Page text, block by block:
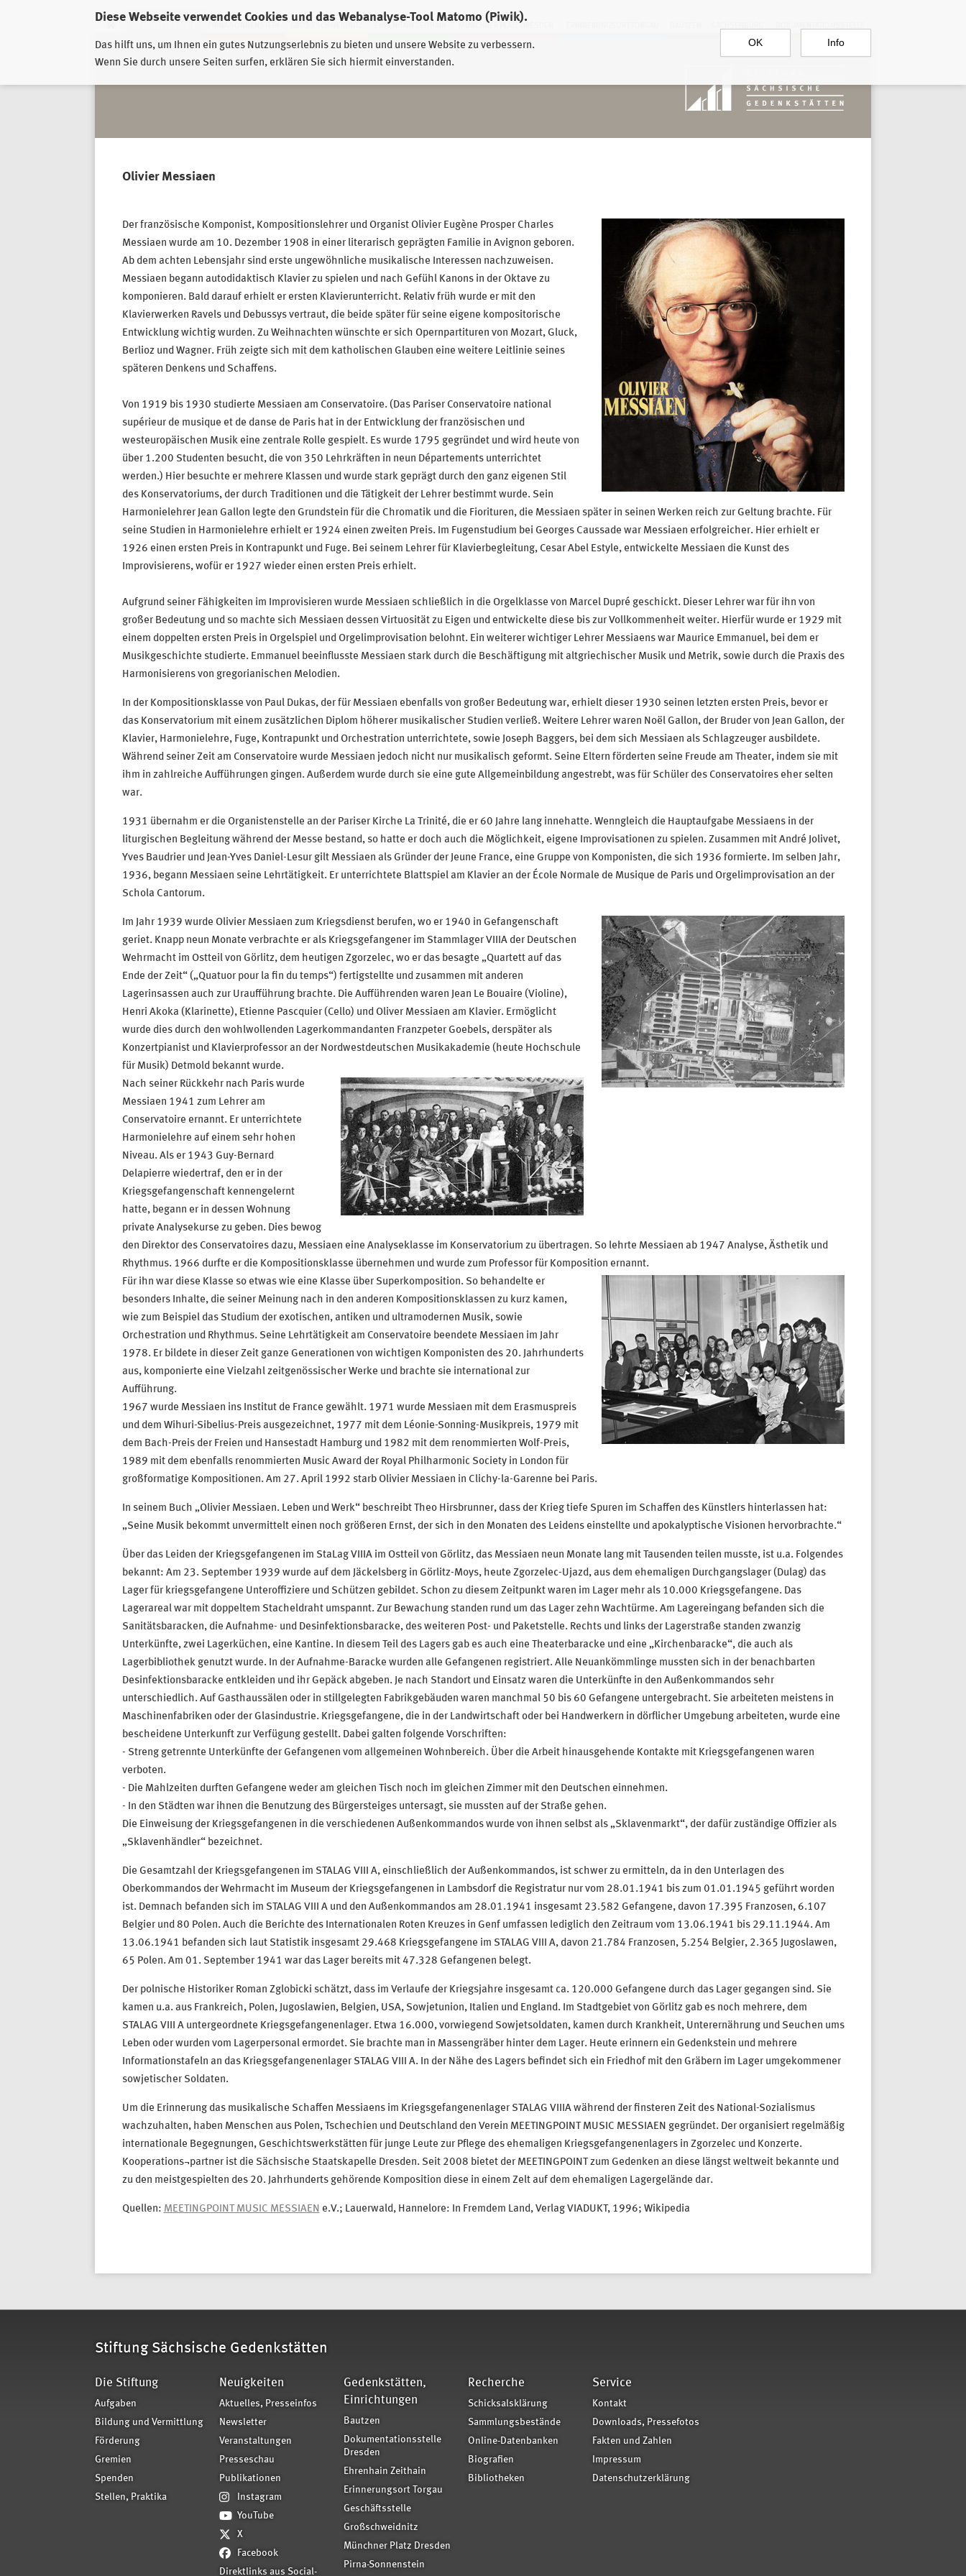
Diese Webseite verwendet Cookies und das Webanalyse-Tool Matomo (Piwik).
Das hilft uns, um Ihnen ein gutes Nutzungserlebnis zu bieten und unsere Website zu verbessern.
Wenn Sie durch unsere Seiten surfen, erklären Sie sich hiermit einverstanden.
OK Info
EHRENHAIN ZEITHAIN MÜNCHNER PLATZ DRESDEN
Olivier Messiaen
Der französische Komponist, Kompositionslehrer und Organist Olivier Eugène Prosper Charles
Messiaen wurde am 10. Dezember 1908 in einer literarisch geprägten Familie in Avignon geboren.
Ab dem achten Lebensjahr sind erste ungewöhnliche musikalische Interessen nachzuweisen.
Messiaen begann autodidaktisch Klavier zu spielen und nach Gefühl Kanons in der Oktave zu
komponieren. Bald darauf erhielt er ersten Klavierunterricht. Relativ früh wurde er mit den
Klavierwerken Ravels und Debussys vertraut, die beide später für seine eigene kompositorische
Entwicklung wichtig wurden. Zu Weihnachten wünschte er sich Opernpartituren von Mozart, Gluck,
Berlioz und Wagner. Früh zeigte sich mit dem katholischen Glauben eine weitere Leitlinie seines
späteren Denkens und Schaffens.
Von 1919 bis 1930 studierte Messiaen am Conservatoire. (Das Pariser Conservatoire national
supérieur de musique et de danse de Paris hat in der Entwicklung der französischen und
westeuropäischen Musik eine zentrale Rolle gespielt. Es wurde 1795 gegründet und wird heute von
über 1.200 Studenten besucht, die von 350 Lehrkräften in neun Départements unterrichtet
werden.) Hier besuchte er mehrere Klassen und wurde stark geprägt durch den ganz eigenen Stil
des Konservatoriums, der durch Traditionen und die Tätigkeit der Lehrer bestimmt wurde. Sein
Harmonielehrer Jean Gallon legte den Grundstein für die Chromatik und die Fiorituren, die Messiaen später in seinen Werken reich zur Geltung brachte. Für
seine Studien in Harmonielehre erhielt er 1924 einen zweiten Preis. Im Fugenstudium bei Georges Caussade war Messiaen erfolgreicher. Hier erhielt er
1926 einen ersten Preis in Kontrapunkt und Fuge. Bei seinem Lehrer für Klavierbegleitung, Cesar Abel Estyle, entwickelte Messiaen die Kunst des
Improvisierens, wofür er 1927 wieder einen ersten Preis erhielt.
Aufgrund seiner Fähigkeiten im Improvisieren wurde Messiaen schließlich in die Orgelklasse von Marcel Dupré geschickt. Dieser Lehrer war für ihn von
großer Bedeutung und so machte sich Messiaen dessen Virtuosität zu Eigen und entwickelte diese bis zur Vollkommenheit weiter. Hierfür wurde er 1929 mit
einem doppelten ersten Preis in Orgelspiel und Orgelimprovisation belohnt. Ein weiterer wichtiger Lehrer Messiaens war Maurice Emmanuel, bei dem er
Musikgeschichte studierte. Emmanuel beeinflusste Messiaen stark durch die Beschäftigung mit altgriechischer Musik und Metrik, sowie durch die Praxis des
Harmonisierens von gregorianischen Melodien.
In der Kompositionsklasse von Paul Dukas, der für Messiaen ebenfalls von großer Bedeutung war, erhielt dieser 1930 seinen letzten ersten Preis, bevor er
das Konservatorium mit einem zusätzlichen Diplom höherer musikalischer Studien verließ. Weitere Lehrer waren Noël Gallon, der Bruder von Jean Gallon, der
Klavier, Harmonielehre, Fuge, Kontrapunkt und Orchestration unterrichtete, sowie Joseph Baggers, bei dem sich Messiaen als Schlagzeuger ausbildete.
Während seiner Zeit am Conservatoire wurde Messiaen jedoch nicht nur musikalisch geformt. Seine Eltern förderten seine Freude am Theater, indem sie mit
ihm in zahlreiche Aufführungen gingen. Außerdem wurde durch sie eine gute Allgemeinbildung angestrebt, was für Schüler des Conservatoires eher selten
war.
1931 übernahm er die Organistenstelle an der Pariser Kirche La Trinité, die er 60 Jahre lang innehatte. Wenngleich die Hauptaufgabe Messiaens in der
liturgischen Begleitung während der Messe bestand, so hatte er doch auch die Möglichkeit, eigene Improvisationen zu spielen. Zusammen mit André Jolivet,
Yves Baudrier und Jean-Yves Daniel-Lesur gilt Messiaen als Gründer der Jeune France, eine Gruppe von Komponisten, die sich 1936 formierte. Im selben Jahr,
1936, begann Messiaen seine Lehrtätigkeit. Er unterrichtete Blattspiel am Klavier an der École Normale de Musique de Paris und Orgelimprovisation an der
Schola Cantorum.
Im Jahr 1939 wurde Olivier Messiaen zum Kriegsdienst berufen, wo er 1940 in Gefangenschaft
geriet. Knapp neun Monate verbrachte er als Kriegsgefangener im Stammlager VIIIA der Deutschen
Wehrmacht im Ostteil von Görlitz, dem heutigen Zgorzelec, wo er das besagte „Quartett auf das
Ende der Zeit“ („Quatuor pour la fin du temps“) fertigstellte und zusammen mit anderen
Lagerinsassen auch zur Uraufführung brachte. Die Aufführenden waren Jean Le Bouaire (Violine),
Henri Akoka (Klarinette), Etienne Pascquier (Cello) und Oliver Messiaen am Klavier. Ermöglicht
wurde dies durch den wohlwollenden Lagerkommandanten Franzpeter Goebels, derspäter als
Konzertpianist und Klavierprofessor an der Nordwestdeutschen Musikakademie (heute Hochschule
für Musik) Detmold bekannt wurde.
Nach seiner Rückkehr nach Paris wurde
Messiaen 1941 zum Lehrer am
Conservatoire ernannt. Er unterrichtete
Harmonielehre auf einem sehr hohen
Niveau. Als er 1943 Guy-Bernard
Delapierre wiedertraf, den er in der
Kriegsgefangenschaft kennengelernt
hatte, begann er in dessen Wohnung
private Analysekurse zu geben. Dies bewog
den Direktor des Conservatoires dazu, Messiaen eine Analyseklasse im Konservatorium zu übertragen. So lehrte Messiaen ab 1947 Analyse, Ästhetik und
Rhythmus. 1966 durfte er die Kompositionsklasse übernehmen und wurde zum Professor für Komposition ernannt.
Für ihn war diese Klasse so etwas wie eine Klasse über Superkomposition. So behandelte er
besonders Inhalte, die seiner Meinung nach in den anderen Kompositionsklassen zu kurz kamen,
wie zum Beispiel das Studium der exotischen, antiken und ultramodernen Musik, sowie
Orchestration und Rhythmus. Seine Lehrtätigkeit am Conservatoire beendete Messiaen im Jahr
1978. Er bildete in dieser Zeit ganze Generationen von wichtigen Komponisten des 20. Jahrhunderts
aus, komponierte eine Vielzahl zeitgenössischer Werke und brachte sie international zur
Aufführung.
1967 wurde Messiaen ins Institut de France gewählt. 1971 wurde Messiaen mit dem Erasmuspreis
und dem Wihuri-Sibelius-Preis ausgezeichnet, 1977 mit dem Léonie-Sonning-Musikpreis, 1979 mit
dem Bach-Preis der Freien und Hansestadt Hamburg und 1982 mit dem renommierten Wolf-Preis,
1989 mit dem ebenfalls renommierten Music Award der Royal Philharmonic Society in London für
großformatige Kompositionen. Am 27. April 1992 starb Olivier Messiaen in Clichy-la-Garenne bei Paris.
In seinem Buch „Olivier Messiaen. Leben und Werk“ beschreibt Theo Hirsbrunner, dass der Krieg tiefe Spuren im Schaffen des Künstlers hinterlassen hat:
„Seine Musik bekommt unvermittelt einen noch größeren Ernst, der sich in den Monaten des Leidens einstellte und apokalyptische Visionen hervorbrachte.“
Über das Leiden der Kriegsgefangenen im StaLag VIIIA im Ostteil von Görlitz, das Messiaen neun Monate lang mit Tausenden teilen musste, ist u.a. Folgendes
bekannt: Am 23. September 1939 wurde auf dem Jäckelsberg in Görlitz-Moys, heute Zgorzelec-Ujazd, aus dem ehemaligen Durchgangslager (Dulag) das
Lager für kriegsgefangene Unteroffiziere und Schützen gebildet. Schon zu diesem Zeitpunkt waren im Lager mehr als 10.000 Kriegsgefangene. Das
Lagerareal war mit doppeltem Stacheldraht umspannt. Zur Bewachung standen rund um das Lager zehn Wachtürme. Am Lagereingang befanden sich die
Sanitätsbaracken, die Aufnahme- und Desinfektionsbaracke, des weiteren Post- und Paketstelle. Rechts und links der Lagerstraße standen zwanzig
Unterkünfte, zwei Lagerküchen, eine Kantine. In diesem Teil des Lagers gab es auch eine Theaterbaracke und eine „Kirchenbaracke“, die auch als
Lagerbibliothek genutzt wurde. In der Aufnahme-Baracke wurden alle Gefangenen registriert. Alle Neuankömmlinge mussten sich in der benachbarten
Desinfektionsbaracke entkleiden und ihr Gepäck abgeben. Je nach Standort und Einsatz waren die Unterkünfte in den Außenkommandos sehr
unterschiedlich. Auf Gasthaussälen oder in stillgelegten Fabrikgebäuden waren manchmal 50 bis 60 Gefangene untergebracht. Sie arbeiteten meistens in
Maschinenfabriken oder der Glasindustrie. Kriegsgefangene, die in der Landwirtschaft oder bei Handwerkern in dörflicher Umgebung arbeiteten, wurde eine
bescheidene Unterkunft zur Verfügung gestellt. Dabei galten folgende Vorschriften:
- Streng getrennte Unterkünfte der Gefangenen vom allgemeinen Wohnbereich. Über die Arbeit hinausgehende Kontakte mit Kriegsgefangenen waren
verboten.
- Die Mahlzeiten durften Gefangene weder am gleichen Tisch noch im gleichen Zimmer mit den Deutschen einnehmen.
- In den Städten war ihnen die Benutzung des Bürgersteiges untersagt, sie mussten auf der Straße gehen.
Die Einweisung der Kriegsgefangenen in die verschiedenen Außenkommandos wurde von ihnen selbst als „Sklavenmarkt“, der dafür zuständige Offizier als
„Sklavenhändler“ bezeichnet.
Die Gesamtzahl der Kriegsgefangenen im STALAG VIII A, einschließlich der Außenkommandos, ist schwer zu ermitteln, da in den Unterlagen des
Oberkommandos der Wehrmacht im Museum der Kriegsgefangenen in Lambsdorf die Registratur nur vom 28.01.1941 bis zum 01.01.1945 geführt worden
ist. Demnach befanden sich im STALAG VIII A und den Außenkommandos am 28.01.1941 insgesamt 23.582 Gefangene, davon 17.395 Franzosen, 6.107
Belgier und 80 Polen. Auch die Berichte des Internationalen Roten Kreuzes in Genf umfassen lediglich den Zeitraum vom 13.06.1941 bis 29.11.1944. Am
13.06.1941 befanden sich laut Statistik insgesamt 29.468 Kriegsgefangene im STALAG VIII A, davon 21.784 Franzosen, 5.254 Belgier, 2.365 Jugoslawen,
65 Polen. Am 01. September 1941 war das Lager bereits mit 47.328 Gefangenen belegt.
Der polnische Historiker Roman Zglobicki schätzt, dass im Verlaufe der Kriegsjahre insgesamt ca. 120.000 Gefangene durch das Lager gegangen sind. Sie
kamen u.a. aus Frankreich, Polen, Jugoslawien, Belgien, USA, Sowjetunion, Italien und England. Im Stadtgebiet von Görlitz gab es noch mehrere, dem
STALAG VIII A untergeordnete Kriegsgefangenenlager. Etwa 16.000, vorwiegend Sowjetsoldaten, kamen durch Krankheit, Unterernährung und Seuchen ums
Leben oder wurden vom Lagerpersonal ermordet. Sie brachte man in Massengräber hinter dem Lager. Heute erinnern ein Gedenkstein und mehrere
Informationstafeln an das Kriegsgefangenenlager STALAG VIII A. In der Nähe des Lagers befindet sich ein Friedhof mit den Gräbern im Lager umgekommener
sowjetischer Soldaten.
Um die Erinnerung das musikalische Schaffen Messiaens im Kriegsgefangenenlager STALAG VIIIA während der finsteren Zeit des National-Sozialismus
wachzuhalten, haben Menschen aus Polen, Tschechien und Deutschland den Verein MEETINGPOINT MUSIC MESSIAEN gegründet. Der organisiert regelmäßig
internationale Begegnungen, Geschichtswerkstätten für junge Leute zur Pflege des ehemaligen Kriegsgefangenenlagers in Zgorzelec und Konzerte.
Kooperations¬partner ist die Sächsische Staatskapelle Dresden. Seit 2008 bietet der MEETINGPOINT zum Gedenken an diese längst weltweit bekannte und
zu den meistgespielten des 20. Jahrhunderts gehörende Komposition diese in einem Zelt auf dem ehemaligen Lagergelände dar.
Quellen: MEETINGPOINT MUSIC MESSIAEN e.V.; Lauerwald, Hannelore: In Fremdem Land, Verlag VIADUKT, 1996; Wikipedia
Stiftung Sächsische Gedenkstätten
Die Stiftung
Aufgaben
Bildung und Vermittlung
Förderung
Gremien
Spenden
Stellen, Praktika
Neuigkeiten
Aktuelles, Presseinfos
Newsletter
Veranstaltungen
Presseschau
Publikationen
Instagram
YouTube
X
Facebook
Direktlinks aus Social-
Gedenkstätten,
Einrichtungen
Bautzen
Dokumentationsstelle
Dresden
Ehrenhain Zeithain
Erinnerungsort Torgau
Geschäftsstelle
Großschweidnitz
Münchner Platz Dresden
Pirna-Sonnenstein
Recherche
Schicksalsklärung
Sammlungsbestände
Online-Datenbanken
Biografien
Bibliotheken
Service
Kontakt
Downloads, Pressefotos
Fakten und Zahlen
Impressum
Datenschutzerklärung